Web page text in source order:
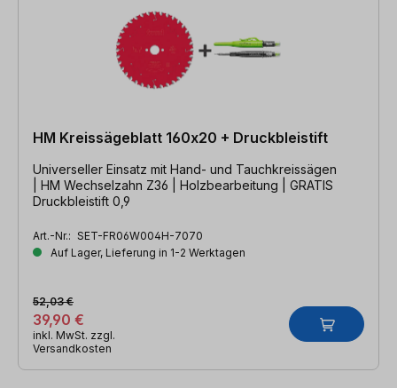
HM Kreissägeblatt 160x20 + Druckbleistift
Universeller Einsatz mit Hand- und Tauchkreissägen
| HM Wechselzahn Z36 | Holzbearbeitung | GRATIS
Druckbleistift 0,9
Art.-Nr.: SET-FR06W004H-7070
Auf Lager, Lieferung in 1-2 Werktagen
39,90 €
52,03 €
inkl. MwSt. zzgl.
Versandkosten